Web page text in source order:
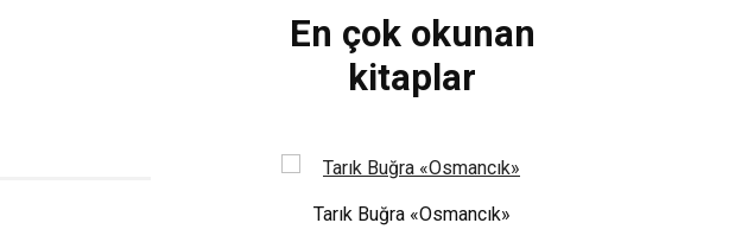
En çok okunan
kitaplar
Tarık Buğra «Osmancık»